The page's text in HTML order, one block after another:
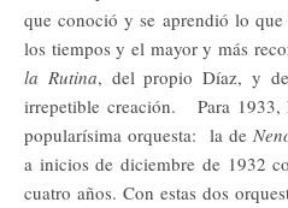
que conoció y se aprendió lo
los tiempos y el mayor y más
la Rutina, del propio Díaz, y
irrepetible creación. Para 1933,
popularísima orquesta: la de
a inicios de diciembre de 1932
cuatro años. Con estas dos